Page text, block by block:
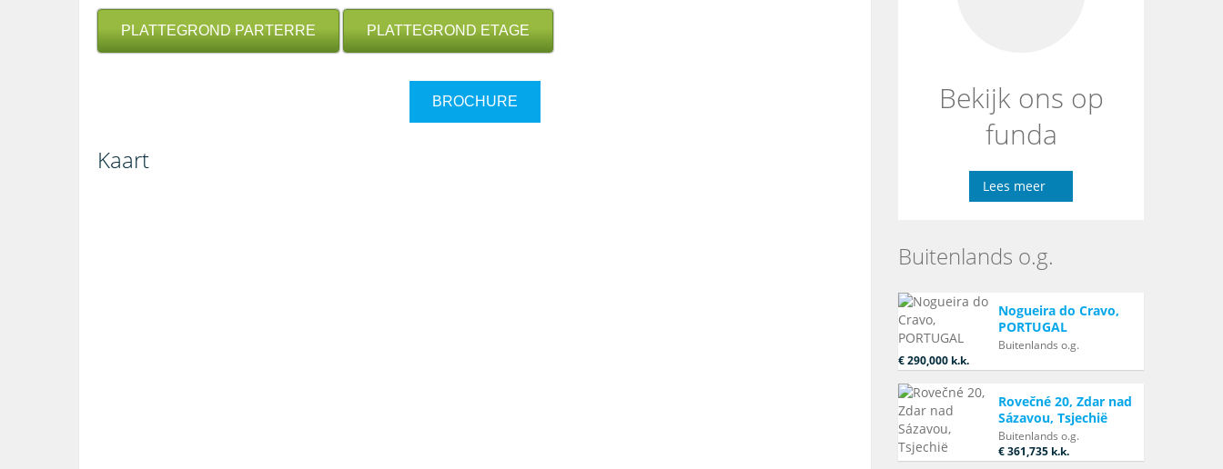
PLATTEGROND PARTERRE PLATTEGROND ETAGE
BROCHURE
Kaart
Bekijk ons op
funda
Lees meer
Buitenlands o.g.
Nogueira do Cravo,
PORTUGAL
Buitenlands o.g.
€ 290,000 k.k.
Rovečné 20, Zdar nad
Sázavou, Tsjechië
Buitenlands o.g.
€ 361,735 k.k.